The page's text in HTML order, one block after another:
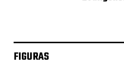
FIGURAS